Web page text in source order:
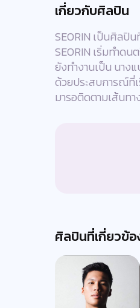
เกี่ยวกับศิลปิน
SEORIN เป็นศิลปิ
SEORIN เริ่มทำด
ยังทำงานเป็น นาง
ด้วยประสบการณ์ที่เ
มารอติดตามเส้นท
ศิลปินที่เกี่ยวข้อ